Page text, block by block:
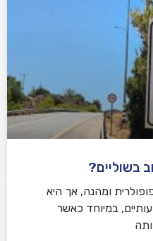
בשוליים?
ומהנה, אך היא
במיוחד כאשר